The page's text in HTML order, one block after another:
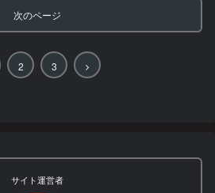
次のページ
2 3
次
サイト運営者